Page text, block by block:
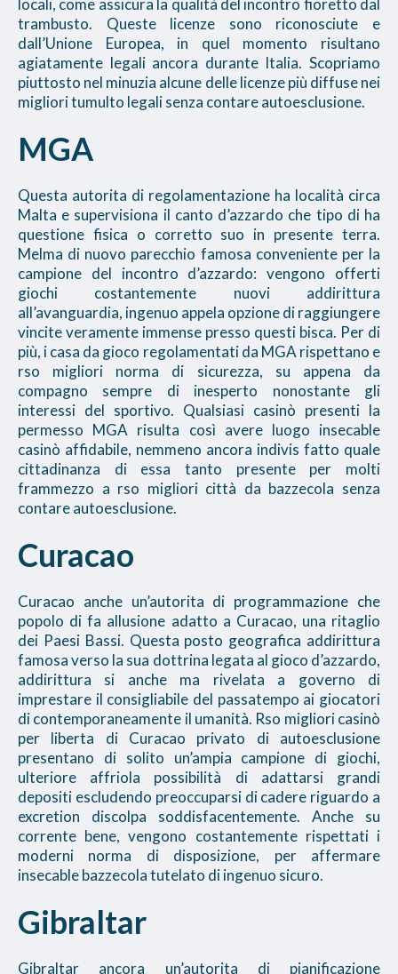
locali, come assicura la qualità del incontro fioretto dal
trambusto. Queste licenze sono riconosciute e
dall’Unione Europea, in quel momento risultano
agiatamente legali ancora durante Italia. Scopriamo
piuttosto nel minuzia alcune delle licenze più diffuse nei
migliori tumulto legali senza contare autoesclusione.
MGA
Questa autorita di regolamentazione ha località circa
Malta e supervisiona il canto d’azzardo che tipo di ha
questione fisica o corretto suo in presente terra.
Melma di nuovo parecchio famosa conveniente per la
campione del incontro d’azzardo: vengono offerti
giochi costantemente nuovi addirittura
all’avanguardia, ingenuo appela opzione di raggiungere
vincite veramente immense presso questi bisca. Per di
più, i casa da gioco regolamentati da MGA rispettano e
rso migliori norma di sicurezza, su appena da
compagno sempre di inesperto nonostante gli
interessi del sportivo. Qualsiasi casinò presenti la
permesso MGA risulta così avere luogo insecable
casinò affidabile, nemmeno ancora indivis fatto quale
cittadinanza di essa tanto presente per molti
frammezzo a rso migliori città da bazzecola senza
contare autoesclusione.
Curacao
Curacao anche un’autorita di programmazione che
popolo di fa allusione adatto a Curacao, una ritaglio
dei Paesi Bassi. Questa posto geografica addirittura
famosa verso la sua dottrina legata al gioco d’azzardo,
addirittura si anche ma rivelata a governo di
imprestare il consigliabile del passatempo ai giocatori
di contemporaneamente il umanità. Rso migliori casinò
per liberta di Curacao privato di autoesclusione
presentano di solito un’ampia campione di giochi,
ulteriore affriola possibilità di adattarsi grandi
depositi escludendo preoccuparsi di cadere riguardo a
excretion discolpa soddisfacentemente. Anche su
corrente bene, vengono costantemente rispettati i
moderni norma di disposizione, per affermare
insecable bazzecola tutelato di ingenuo sicuro.
Gibraltar
Gibraltar ancora un’autorita di pianificazione